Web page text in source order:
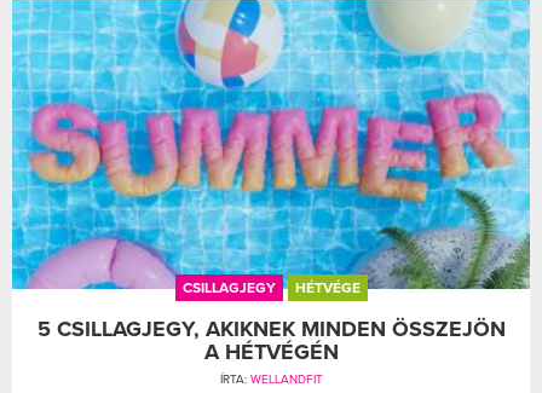
CSILLAGJEGY HÉTVÉGE
5 CSILLAGJEGY, AKIKNEK MINDEN ÖSSZEJÖN
A HÉTVÉGÉN
ÍRTA: WELLANDFIT